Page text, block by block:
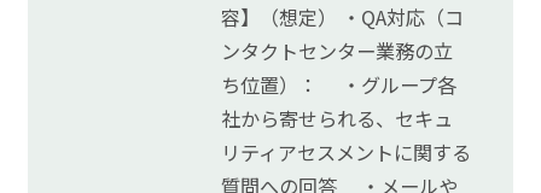
容】（想定） ・QA対応（コ
ンタクトセンター業務の立
ち位置）： ・グループ各
社から寄せられる、セキュ
リティアセスメントに関する
質問への回答 ・メールや